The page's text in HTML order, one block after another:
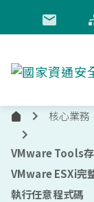
跳到主要內容
首
核心業務
VMware Tools
VMware ESXi完
執行任意程式碼